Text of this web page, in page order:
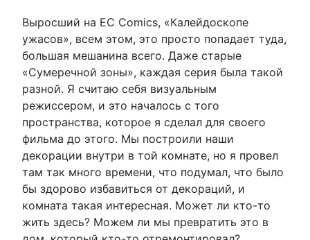
Выросший на EC Comics, «Калейдоскопе
ужасов», всем этом, это просто попадает туда,
большая мешанина всего. Даже старые
«Сумеречной зоны», каждая серия была такой
разной. Я считаю себя визуальным
режиссером, и это началось с того
пространства, которое я сделал для своего
фильма до этого. Мы построили наши
декорации внутри в той комнате, но я провел
там так много времени, что подумал, что было
бы здорово избавиться от декораций, и
комната такая интересная. Может ли кто-то
жить здесь? Можем ли мы превратить это в